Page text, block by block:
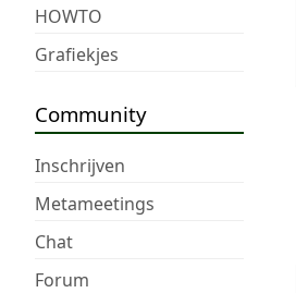
HOWTO
Grafiekjes
Community
Inschrijven
Metameetings
Chat
Forum